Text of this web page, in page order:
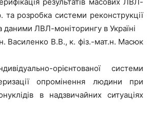
та розробка системи реконструкції
даними ЛВЛ-моніторингу в Україні
Василенко В.В., к. фіз.-мат.н. Масюк
орієнтованої системи
опромінення людини при
в надзвичайних ситуаціях